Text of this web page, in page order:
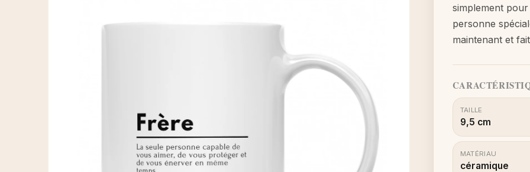
simplement
personne
maintenant et
TAILLE
9,5 cm
MATÉRIAU
céramique